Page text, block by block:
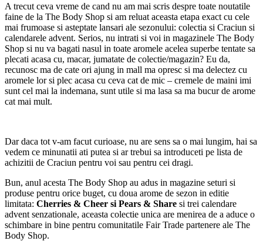
A trecut ceva vreme de cand nu am mai scris despre toate noutatile
faine de la The Body Shop si am reluat aceasta etapa exact cu cele
mai frumoase si asteptate lansari ale sezonului: colectia si Craciun si
calendarele advent. Serios, nu intrati si voi in magazinele The Body
Shop si nu va bagati nasul in toate aromele acelea superbe tentate sa
plecati acasa cu, macar, jumatate de colectie/magazin? Eu da,
recunosc ma de cate ori ajung in mall ma opresc si ma delectez cu
aromele lor si plec acasa cu ceva cat de mic – cremele de maini imi
sunt cel mai la indemana, sunt utile si ma lasa sa ma bucur de arome
cat mai mult.
Dar daca tot v-am facut curioase, nu are sens sa o mai lungim, hai sa
vedem ce minunatii ati putea si ar trebui sa introduceti pe lista de
achizitii de Craciun pentru voi sau pentru cei dragi.
Bun, anul acesta The Body Shop au adus in magazine seturi si
produse pentru orice buget, cu doua arome de sezon in editie
limitata: Cherries & Cheer si Pears & Share si trei calendare
advent senzationale, aceasta colectie unica are menirea de a aduce o
schimbare in bine pentru comunitatile Fair Trade partenere ale The
Body Shop.